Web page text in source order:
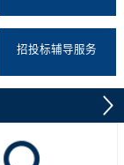
招投标辅导服务